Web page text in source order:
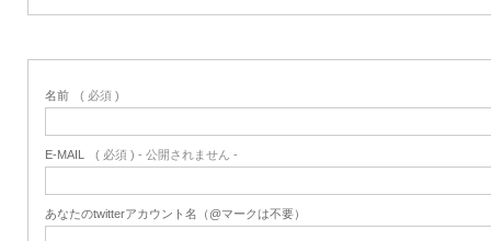
名前 ( 必須 )
E-MAIL ( 必須 ) - 公開されません -
あなたのtwitterアカウント名（@マークは不要）